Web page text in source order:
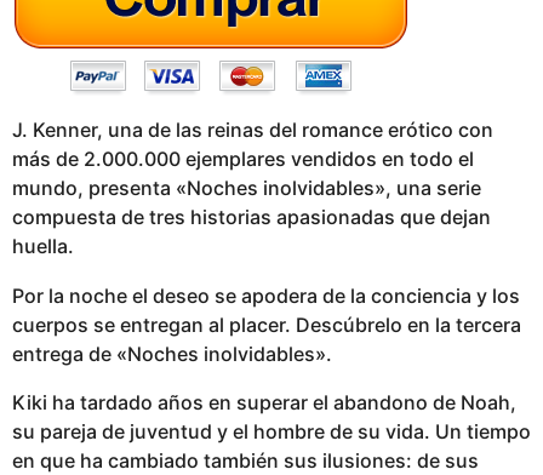
J. Kenner, una de las reinas del romance erótico con
más de 2.000.000 ejemplares vendidos en todo el
mundo, presenta «Noches inolvidables», una serie
compuesta de tres historias apasionadas que dejan
huella.
Por la noche el deseo se apodera de la conciencia y los
cuerpos se entregan al placer. Descúbrelo en la tercera
entrega de «Noches inolvidables».
Kiki ha tardado años en superar el abandono de Noah,
su pareja de juventud y el hombre de su vida. Un tiempo
en que ha cambiado también sus ilusiones: de sus